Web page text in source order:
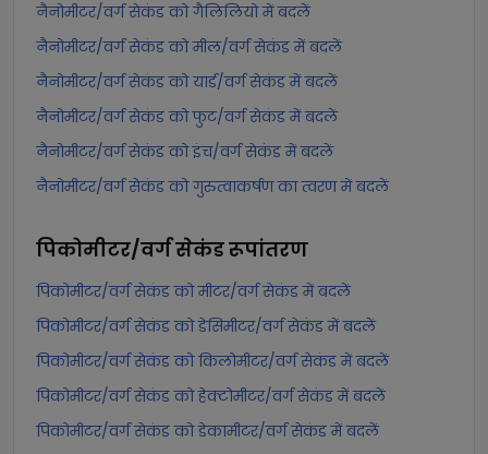
नैनोमीटर/वर्ग सेकंड को गैलिलियो में बदलें
नैनोमीटर/वर्ग सेकंड को मील/वर्ग सेकंड में बदलें
नैनोमीटर/वर्ग सेकंड को यार्ड/वर्ग सेकंड में बदलें
नैनोमीटर/वर्ग सेकंड को फुट/वर्ग सेकंड में बदलें
नैनोमीटर/वर्ग सेकंड को इंच/वर्ग सेकंड में बदलें
नैनोमीटर/वर्ग सेकंड को गुरुत्वाकर्षण का त्वरण में बदलें
पिकोमीटर/वर्ग सेकंडरूपांतरण
पिकोमीटर/वर्ग सेकंड को मीटर/वर्ग सेकंड में बदलें
पिकोमीटर/वर्ग सेकंड को डेसिमीटर/वर्ग सेकंड में बदलें
पिकोमीटर/वर्ग सेकंड को किलोमीटर/वर्ग सेकंड में बदलें
पिकोमीटर/वर्ग सेकंड को हेक्टोमीटर/वर्ग सेकंड में बदलें
पिकोमीटर/वर्ग सेकंड को डेकामीटर/वर्ग सेकंड में बदलें